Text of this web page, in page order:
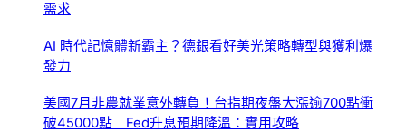
需求
AI 時代記憶體新霸主？德銀看好美光策略轉型與獲利爆
發力
美國7月非農就業意外轉負！台指期夜盤大漲逾700點衝
破45000點 Fed升息預期降溫：實用攻略